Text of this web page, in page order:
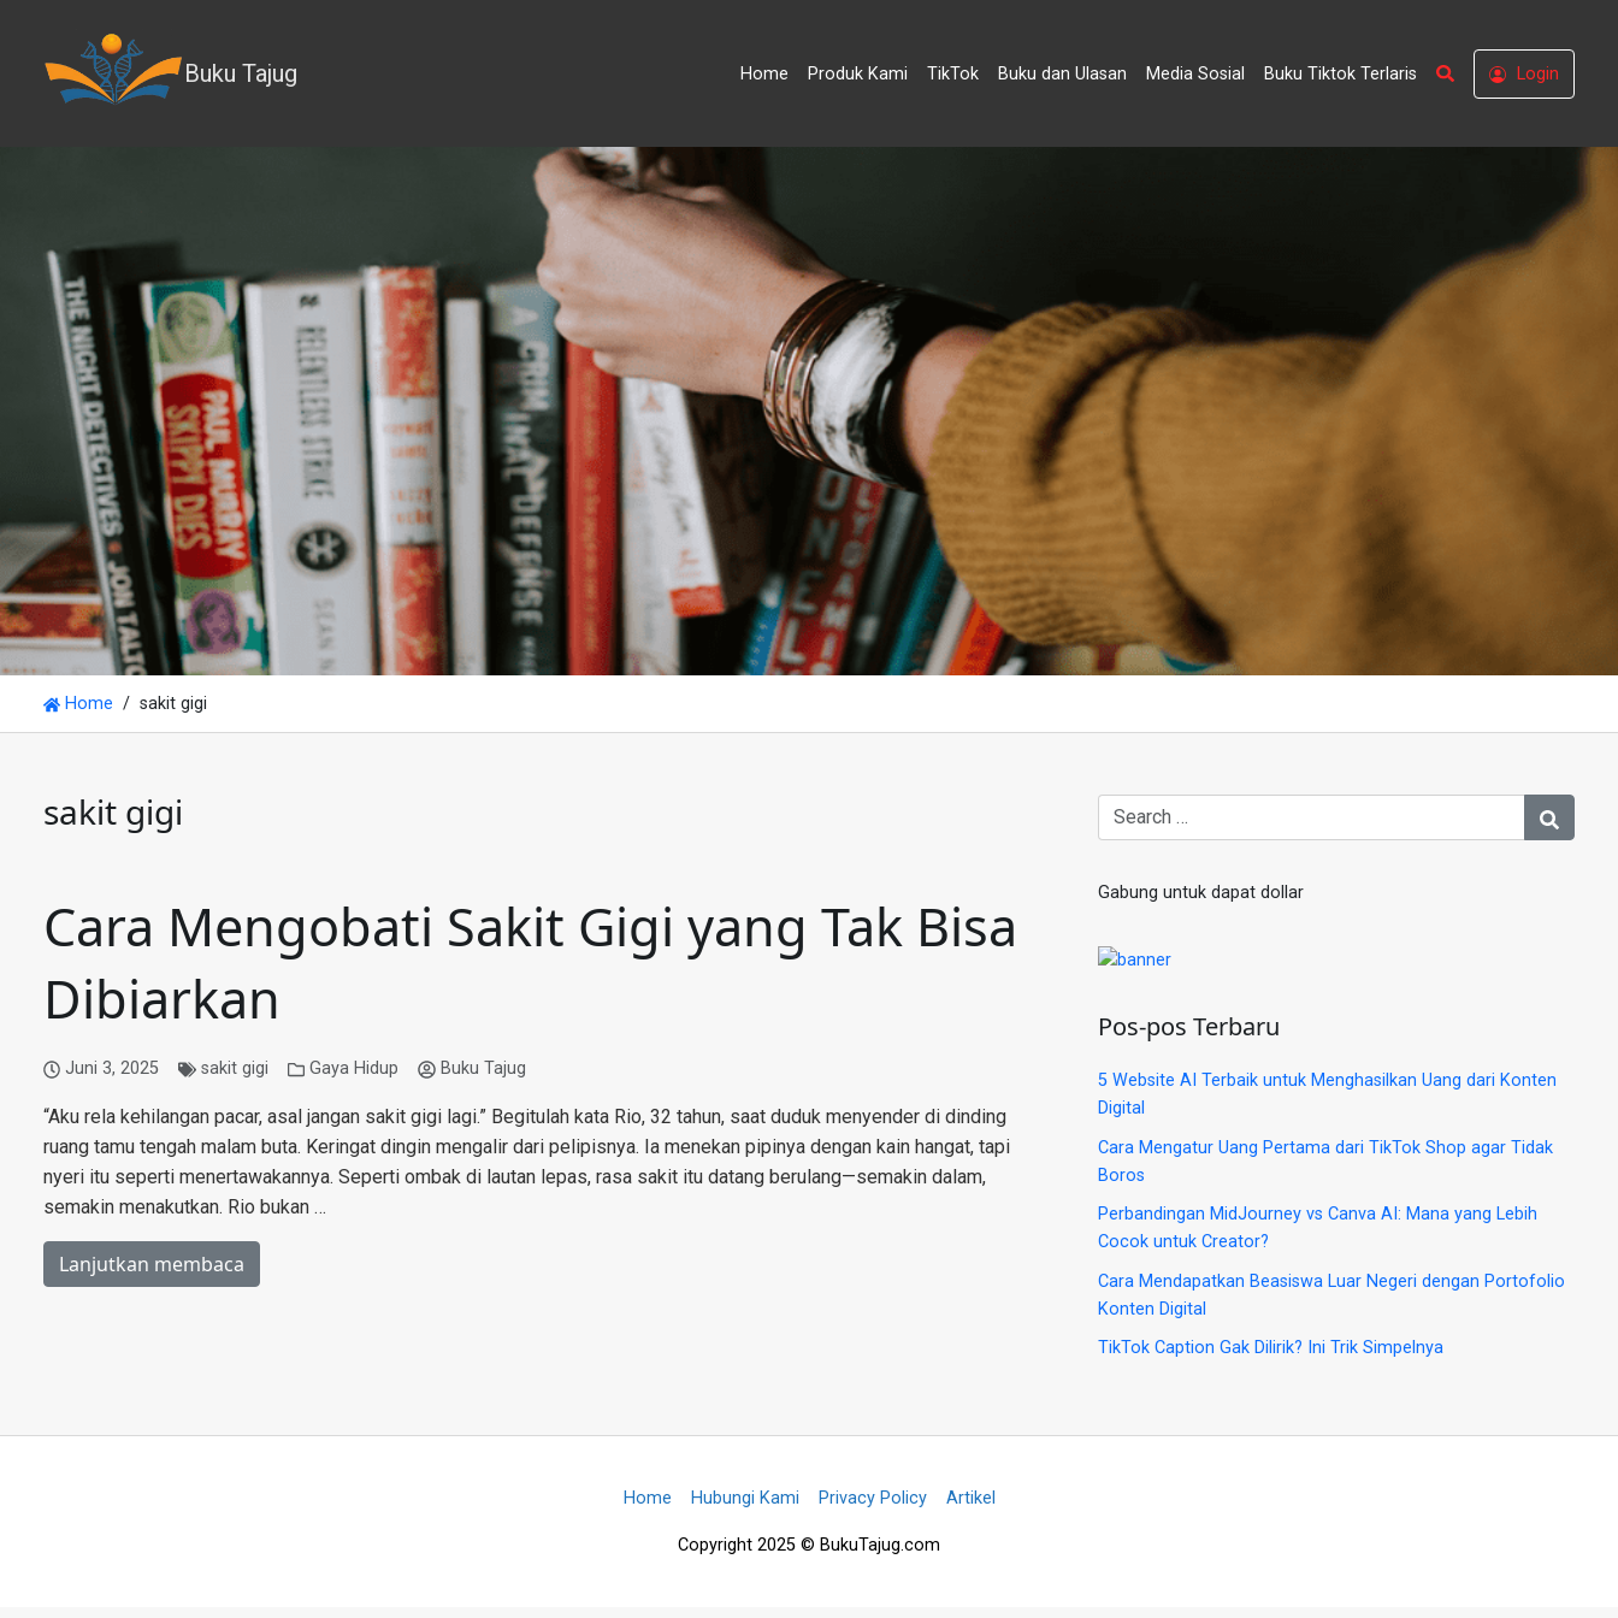
Buku Tajug Home Produk Kami TikTok Buku dan Ulasan Media Sosial Buku Tiktok Terlaris Search Login
Home sakit gigi
sakit gigi
Cara Mengobati Sakit Gigi yang Tak Bisa
Dibiarkan
Juni 3, 2025 sakit gigi Gaya Hidup Buku Tajug
“Aku rela kehilangan pacar, asal jangan sakit gigi lagi.” Begitulah kata Rio, 32 tahun, saat duduk menyender di dinding
ruang tamu tengah malam buta. Keringat dingin mengalir dari pelipisnya. Ia menekan pipinya dengan kain hangat, tapi
nyeri itu seperti menertawakannya. Seperti ombak di lautan lepas, rasa sakit itu datang berulang—semakin dalam,
semakin menakutkan. Rio bukan …
Lanjutkan membaca
Gabung untuk dapat dollar
Pos-pos Terbaru
5 Website AI Terbaik untuk Menghasilkan Uang dari Konten
Digital
Cara Mengatur Uang Pertama dari TikTok Shop agar Tidak
Boros
Perbandingan MidJourney vs Canva AI: Mana yang Lebih
Cocok untuk Creator?
Cara Mendapatkan Beasiswa Luar Negeri dengan Portofolio
Konten Digital
TikTok Caption Gak Dilirik? Ini Trik Simpelnya
Home Hubungi Kami Privacy Policy Artikel
Copyright 2025 © BukuTajug.com